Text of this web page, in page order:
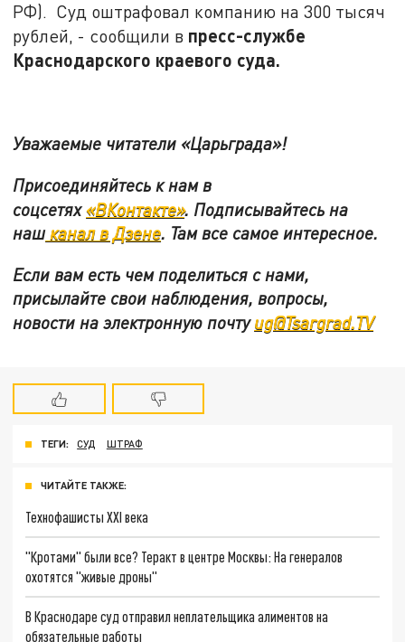
РФ). Суд оштрафовал компанию на 300 тысяч
рублей, - сообщили в пресс-службе
Краснодарского краевого суда.
Уважаемые читатели «Царьграда»!
Присоединяйтесь к нам в
соцсетях«ВКонтакте». Подписывайтесь на
нашканал в Дзене. Там все самое интересное.
Если вам есть чем поделиться с нами,
присылайте свои наблюдения, вопросы,
новости на электронную почтуug@Tsargrad.TV
ТЕГИ: СУД ШТРАФ
ЧИТАЙТЕ ТАКЖЕ:
Технофашисты XXI века
"Кротами" были все? Теракт в центре Москвы: На генералов
охотятся "живые дроны"
В Краснодаре суд отправил неплательщика алиментов на
обязательные работы